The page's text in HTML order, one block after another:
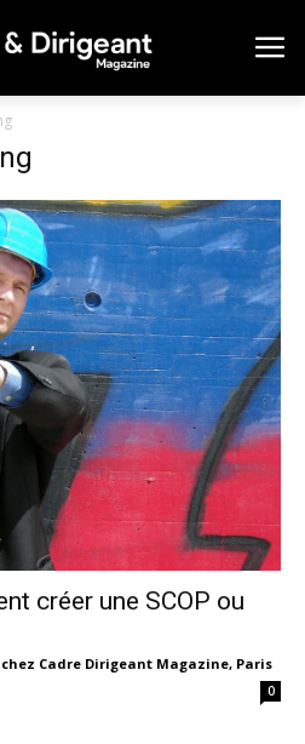
créer une SCOP ou
Cadre Dirigeant Magazine, Paris
0